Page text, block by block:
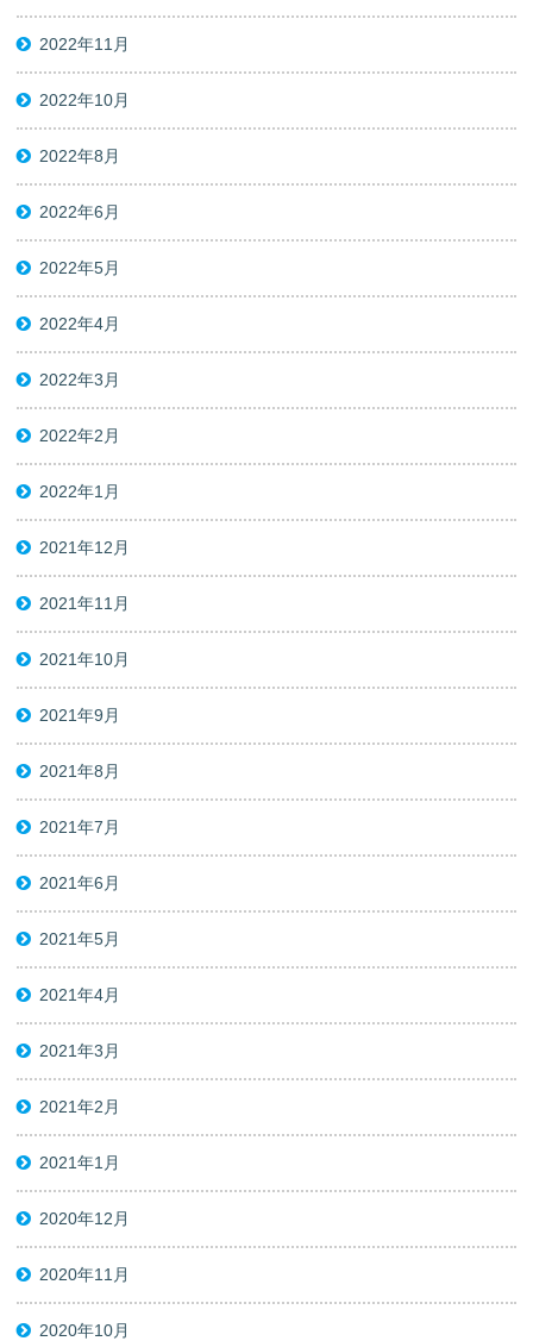
2022年11月
2022年10月
2022年8月
2022年6月
2022年5月
2022年4月
2022年3月
2022年2月
2022年1月
2021年12月
2021年11月
2021年10月
2021年9月
2021年8月
2021年7月
2021年6月
2021年5月
2021年4月
2021年3月
2021年2月
2021年1月
2020年12月
2020年11月
2020年10月